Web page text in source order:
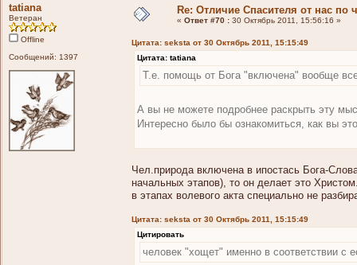
tatiana
Ветеран
Offline
Сообщений: 1397
Re: Отличие Спасителя от нас по
« Ответ #70 : 30 Октябрь 2011, 15:56:16 »
Цитата: seksta от 30 Октябрь 2011, 15:15:49
Цитата: tatiana
Т.е. помощь от Бога "включена" вообще
А вы не можете подробнее раскрыть эту
Интересно было бы ознакомиться, как вы
Чел.природа включена в ипостась Бога-
начальных этапов), то он делает это
в этапах волевого акта специально не
Цитата: seksta от 30 Октябрь 2011, 15:15:49
Цитировать
человек "хощет" именно в соответствии с